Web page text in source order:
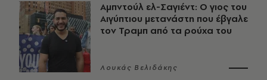
Αμπντούλ ελ-Σαγιέντ: Ο γιος του
Αιγύπτιου μετανάστη που έβγαλε
τον Τραμπ από τα ρούχα του
Λουκάς Βελιδάκης